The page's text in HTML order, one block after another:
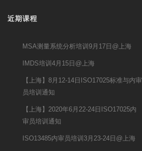
近期课程
MSA测量系统分析培训9月17日@上海
IMDS培训4月15日@上海
【上海】8月12-14日ISO17025标准与内审
员培训通知
【上海】2020年6月22-24日ISO17025内
审员培训通知
ISO13485内审员培训3月23-24日@上海